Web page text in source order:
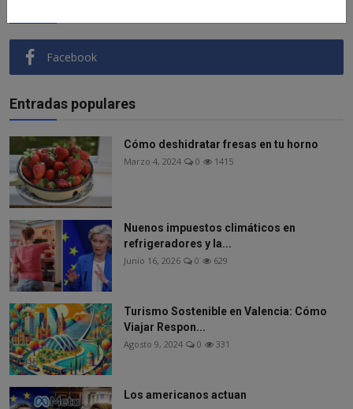
Facebook
Entradas populares
Cómo deshidratar fresas en tu horno
Marzo 4, 2024 0 1415
Nuenos impuestos climáticos en
refrigeradores y la...
Junio 16, 2026 0 629
Turismo Sostenible en Valencia: Cómo
Viajar Respon...
Agosto 9, 2024 0 331
Los americanos actuan